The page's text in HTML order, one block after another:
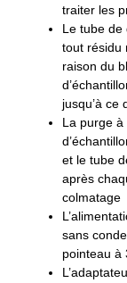
traiter les
Le tube de
tout résidu
raison du
jusqu’à ce
La purge
et le tube
après
colmatage
sans
pointeau à